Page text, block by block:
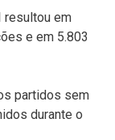
resultou em
e em 5.803
partidos sem
durante o